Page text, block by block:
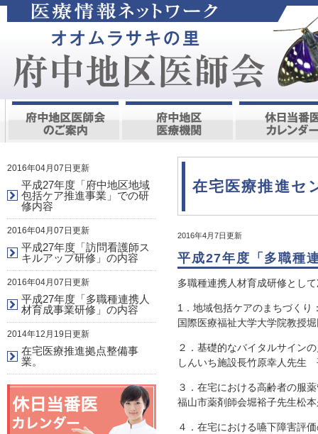
在宅医療推進セ
2016年4月7日更新
平成27年度「多職種
多職種連携人材育成研修とし
1．地域包括ケアのまち
国際医療福祉大学大学院教授
２．基礎的なバイ
しんいち施設長竹原幸人先生
３．在宅におけ
福山市薬剤師会堀裕子先生松
４．在宅における
2016年04月07日更新
平成27年度「府中地区地域
包括ケア推進事業」での研
修内容
2016年04月07日更新
平成27年度「訪問看護師ス
キルアップ研修」の内容
2016年04月07日更新
平成27年度「多職種連携人
材育成事業研修」の内容
2014年12月19日更新
在宅医療推進拠点整備事
業。